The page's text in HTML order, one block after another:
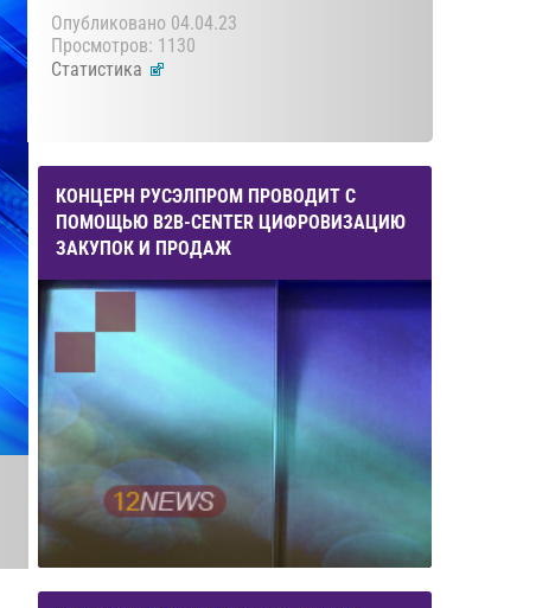
Опубликовано 04.04.23
Просмотров: 1130
Статистика
КОНЦЕРН РУСЭЛПРОМ ПРОВОДИТ С
ПОМОЩЬЮ B2B-CENTER ЦИФРОВИЗАЦИЮ
ЗАКУПОК И ПРОДАЖ